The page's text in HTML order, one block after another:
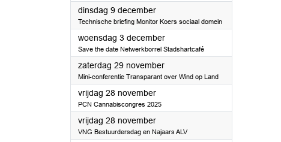
dinsdag 9 december2025
Technische briefing Monitor Koers sociaal domein
woensdag 3 december2025
Save the date Netwerkborrel Stadshartcafé
zaterdag 29 november2025
Mini-conferentie Transparant over Wind op Land
vrijdag 28 november2025
PCN Cannabiscongres 2025
vrijdag 28 november2025
VNG Bestuurdersdag en Najaars ALV